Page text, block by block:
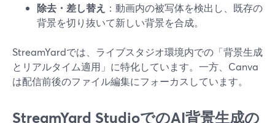
除去・差し替え ：動画内の被写体を検出し、既存の
背景を切り抜いて新しい背景を合成。
StreamYardでは、ライブスタジオ環境内での「背景生成
とリアルタイム適用」に特化しています。一方、Canva
は配信前後のファイル編集にフォーカスしています。
StreamYard StudioでのAI背景生成の